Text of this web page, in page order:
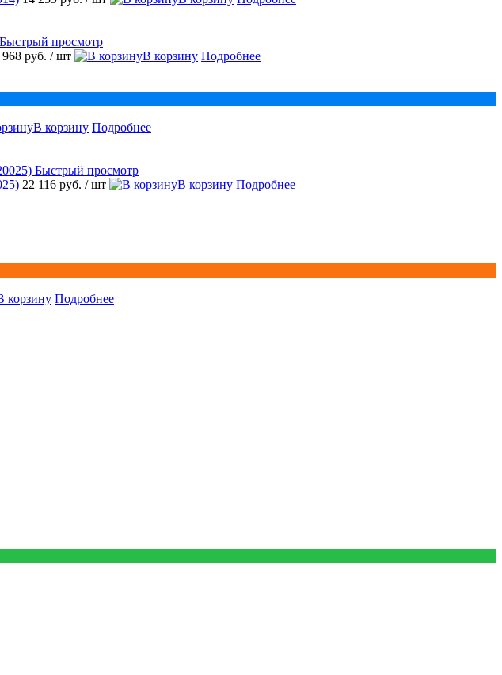
Быстрый просмотр
руб. / шт В корзину Подробнее
В корзину Подробнее
Быстрый просмотр
22 116 руб. / шт В корзину Подробнее
корзину Подробнее